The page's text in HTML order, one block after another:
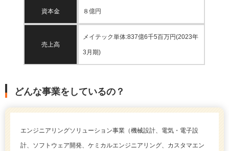
資本金 ８億円
売上高
メイテック単体:837億6千5百万円(2023年
3月期)
どんな事業をしているの？
エンジニアリングソリューション事業（機械設計、電気・電子設
計、ソフトウェア開発、ケミカルエンジニアリング、カスタマエン